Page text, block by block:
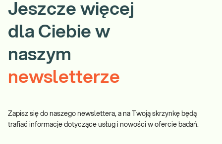
Jeszcze więcej
dla Ciebie w
naszym
newsletterze
Zapisz się do naszego newslettera, a na Twoją skrzynkę będą
trafiać informacje dotyczące usług i nowości w ofercie badań.